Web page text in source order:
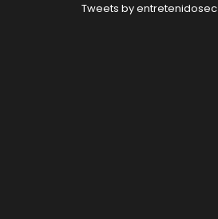
Tweets by entretenidosec